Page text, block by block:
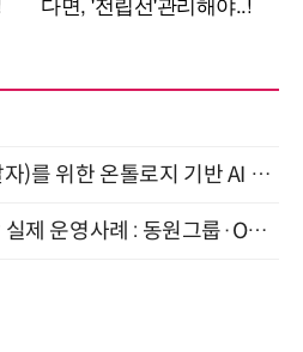
모든 업무 담당자(비개발자)를 위한 온톨로지 기반 AI 지식체계 설계 1-day 워크숍 8월 20일 개최
B2B에서 B2C까지, 현장 실제 운영사례 : 동원그룹·OCI·다이닝브랜즈그룹·당근 (8/27)